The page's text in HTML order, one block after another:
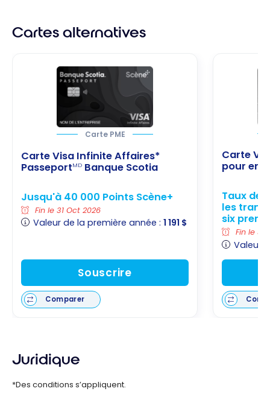
Cartes alternatives
Carte PME
Carte Visa Infinite Affaires*
PasseportMD Banque Scotia
Jusqu'à 40 000 Points Scène+
Fin le 31 Oct 2026
Valeur de la première année :1 191 $
Souscrire
Comparer
Carte
pour
Taux de
les
six
Fin le 31
Valeur
Juridique
*Des conditions s’appliquent.